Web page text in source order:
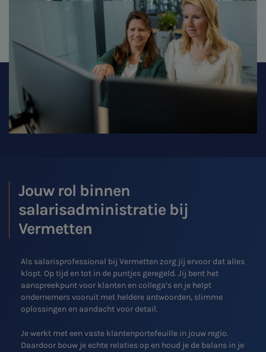
SNEL UW ANTWOORD VINDEN
Zonder gedoe
Jouw rol binnen
salarisadministratie bij
Vermetten
Als salarisprofessional bij Vermetten zorg jij ervoor dat alles
klopt. Op tijd en tot in de puntjes geregeld. Jij bent het
aanspreekpunt voor klanten en collega’s en je helpt
ondernemers vooruit met heldere antwoorden, slimme
oplossingen en aandacht voor detail.
Je werkt met een vaste klantenportefeuille in jouw regio.
Daardoor bouw je echte relaties op en houd je de balans in je